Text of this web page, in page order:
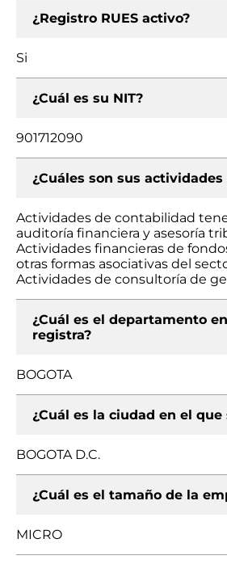
¿Registro RUES activo?
Si
¿Cuál es su NIT?
901712090
¿Cuáles son sus
Actividades de contabilidad
auditoría financiera y asesoría
Actividades financieras de
otras formas asociativas del
Actividades de consultoría de
¿Cuál es el departamento
registra?
BOGOTA
¿Cuál es la ciudad en el que
BOGOTA D.C.
¿Cuál es el tamaño de la
MICRO